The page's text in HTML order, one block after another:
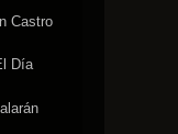
Castro
Día